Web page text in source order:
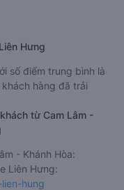
Hưng
số điểm trung bình là
hàng đã trải
từ Cam Lâm -
- Khánh Hòa:
Liên Hưng:
hung